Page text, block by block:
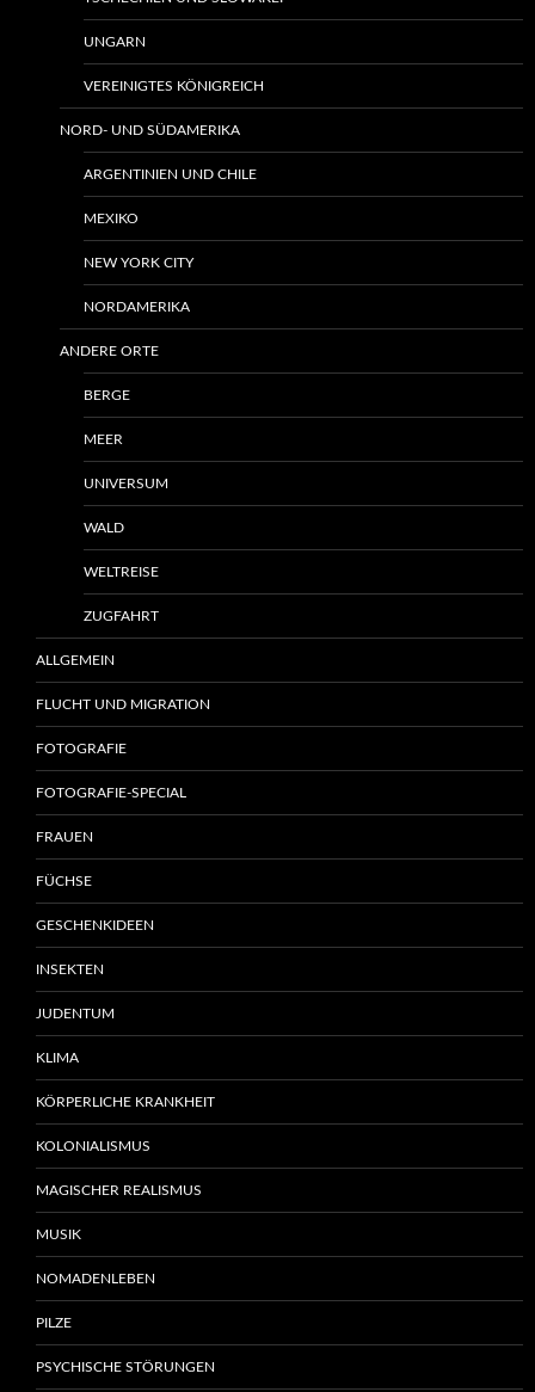
UNGARN
VEREINIGTES KÖNIGREICH
NORD- UND SÜDAMERIKA
ARGENTINIEN UND CHILE
MEXIKO
NEW YORK CITY
NORDAMERIKA
ANDERE ORTE
BERGE
MEER
UNIVERSUM
WALD
WELTREISE
ZUGFAHRT
ALLGEMEIN
FLUCHT UND MIGRATION
FOTOGRAFIE
FOTOGRAFIE-SPECIAL
FRAUEN
FÜCHSE
GESCHENKIDEEN
INSEKTEN
JUDENTUM
KLIMA
KÖRPERLICHE KRANKHEIT
KOLONIALISMUS
MAGISCHER REALISMUS
MUSIK
NOMADENLEBEN
PILZE
PSYCHISCHE STÖRUNGEN